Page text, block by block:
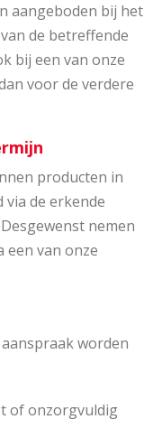
aangeboden bij het
de betreffende
bij een van onze
voor de verdere
producten in
de erkende
nemen
een van onze
worden
of onzorgvuldig